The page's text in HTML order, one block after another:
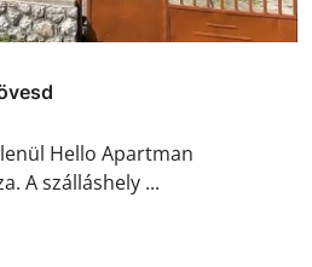
Hello Apartman
A szálláshely ...